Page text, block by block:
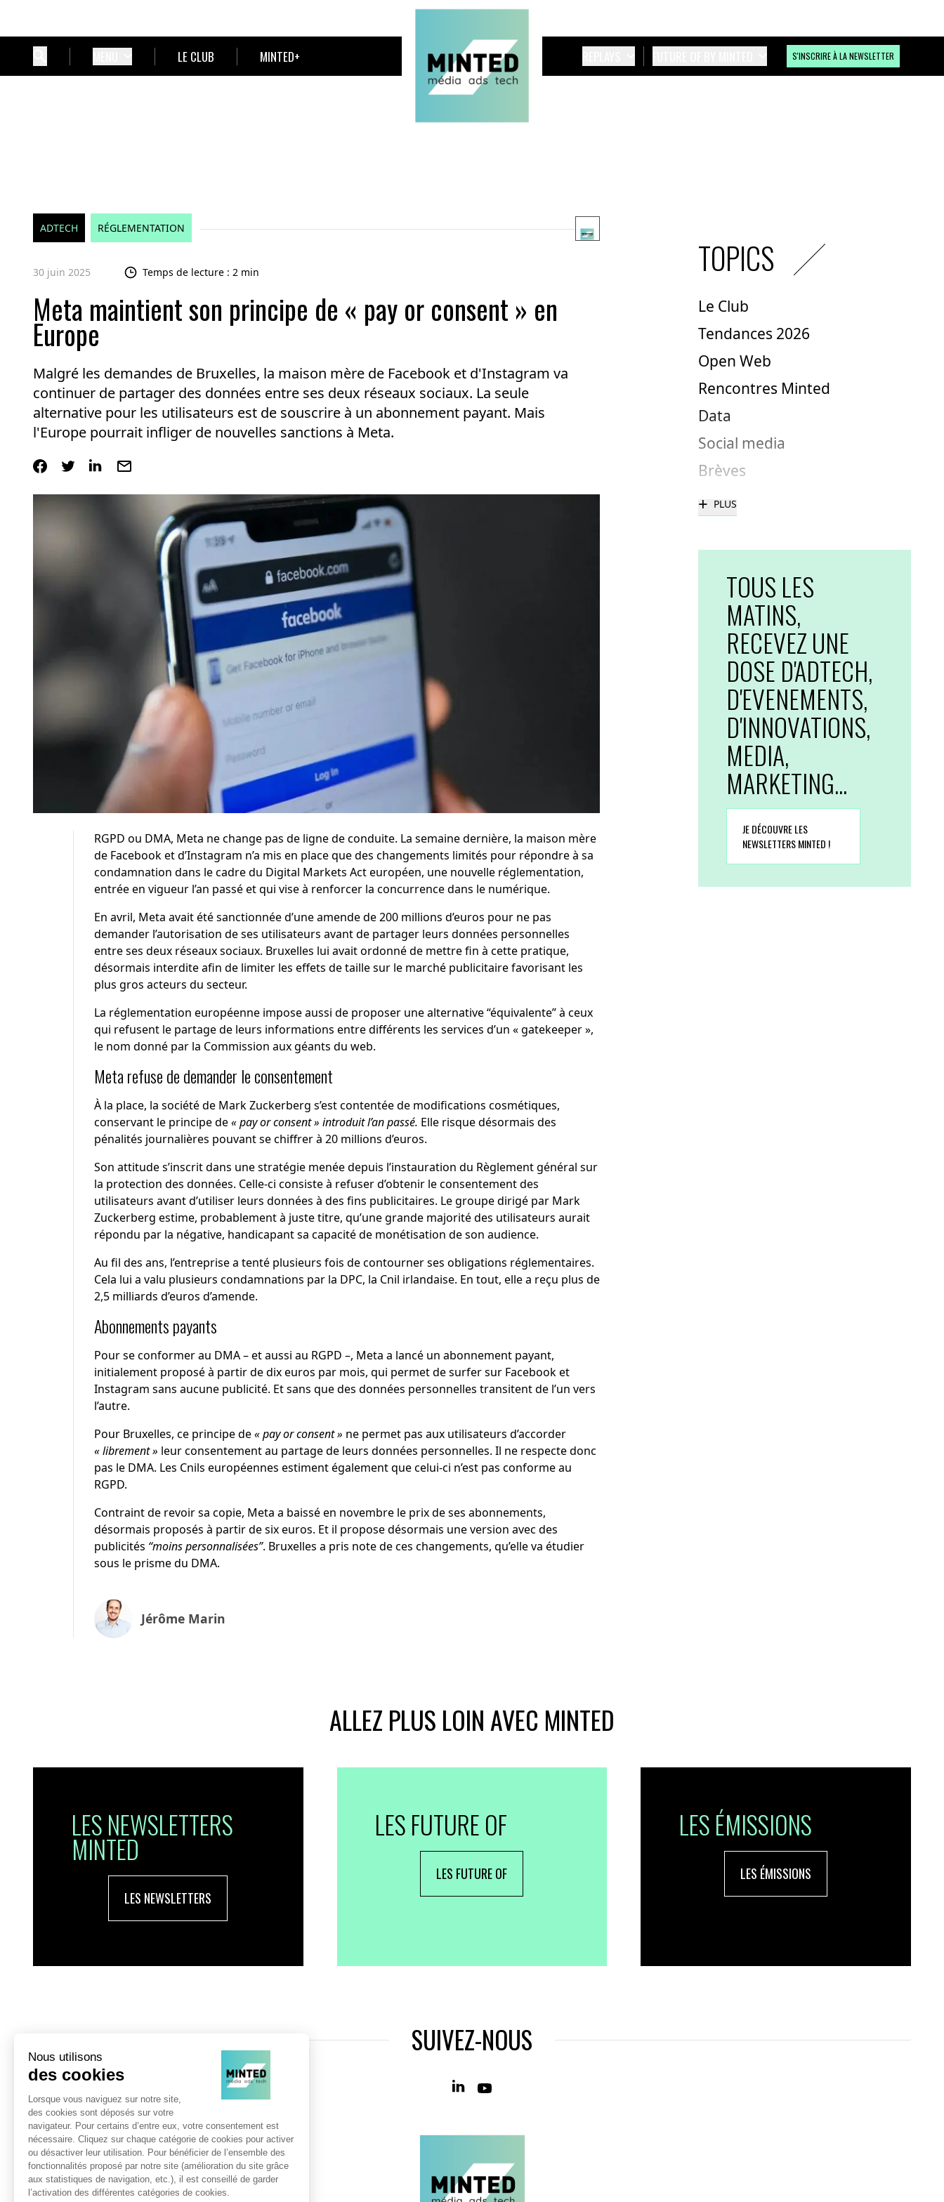
LE CLUB MINTED+ S'INSCRIRE À LA NEWSLETTER
ADTECH RÉGLEMENTATION
30 juin 2025 Temps de lecture : 2 min
Meta maintient son principe de « pay or consent » en
Europe
Malgré les demandes de Bruxelles, la maison mère de Facebook et d'Instagram va
continuer de partager des données entre ses deux réseaux sociaux. La seule
alternative pour les utilisateurs est de souscrire à un abonnement payant. Mais
l'Europe pourrait infliger de nouvelles sanctions à Meta.
RGPD ou DMA, Meta ne change pas de ligne de conduite. La semaine dernière, la maison mère
de Facebook et d’Instagram n’a mis en place que des changements limités pour répondre à sa
condamnation dans le cadre du Digital Markets Act européen, une nouvelle réglementation,
entrée en vigueur l’an passé et qui vise à renforcer la concurrence dans le numérique.
En avril, Meta avait été sanctionnée d’une amende de 200 millions d’euros pour ne pas
demander l’autorisation de ses utilisateurs avant de partager leurs données personnelles
entre ses deux réseaux sociaux. Bruxelles lui avait ordonné de mettre fin à cette pratique,
désormais interdite afin de limiter les effets de taille sur le marché publicitaire favorisant les
plus gros acteurs du secteur.
La réglementation européenne impose aussi de proposer une alternative “équivalente” à ceux
qui refusent le partage de leurs informations entre différents les services d’un « gatekeeper »,
le nom donné par la Commission aux géants du web.
Meta refuse de demander le consentement
À la place, la société de Mark Zuckerberg s’est contentée de modifications cosmétiques,
conservant le principe de« pay or consent » introduit l’an passé. Elle risque désormais des
pénalités journalières pouvant se chiffrer à 20 millions d’euros.
Son attitude s’inscrit dans une stratégie menée depuis l’instauration du Règlement général sur
la protection des données. Celle-ci consiste à refuser d’obtenir le consentement des
utilisateurs avant d’utiliser leurs données à des fins publicitaires. Le groupe dirigé par Mark
Zuckerberg estime, probablement à juste titre, qu’une grande majorité des utilisateurs aurait
répondu par la négative, handicapant sa capacité de monétisation de son audience.
Au fil des ans, l’entreprise a tenté plusieurs fois de contourner ses obligations réglementaires.
Cela lui a valu plusieurs condamnations par la DPC, la Cnil irlandaise. En tout, elle a reçu plus de
2,5 milliards d’euros d’amende.
Abonnements payants
Pour se conformer au DMA – et aussi au RGPD –, Meta a lancé un abonnement payant,
initialement proposé à partir de dix euros par mois, qui permet de surfer sur Facebook et
Instagram sans aucune publicité. Et sans que des données personnelles transitent de l’un vers
l’autre.
Pour Bruxelles, ce principe de« pay or consent » ne permet pas aux utilisateurs d’accorder
« librement » leur consentement au partage de leurs données personnelles. Il ne respecte donc
pas le DMA. Les Cnils européennes estiment également que celui-ci n’est pas conforme au
RGPD.
Contraint de revoir sa copie, Meta a baissé en novembre le prix de ses abonnements,
désormais proposés à partir de six euros. Et il propose désormais une version avec des
publicités “moins personnalisées”. Bruxelles a pris note de ces changements, qu’elle va étudier
sous le prisme du DMA.
Jérôme Marin
TOPICS
Le Club
Tendances 2026
Open Web
Rencontres Minted
Data
Social media
Brèves
+ PLUS
TOUS LES
MATINS,
RECEVEZ UNE
DOSE D'ADTECH,
D'EVENEMENTS,
D'INNOVATIONS,
MEDIA,
MARKETING...
JE DÉCOUVRE LES
NEWSLETTERS MINTED !
ALLEZ PLUS LOIN AVEC MINTED
LES NEWSLETTERS
MINTED
LES NEWSLETTERS
LES FUTURE OF
LES FUTURE OF
LES ÉMISSIONS
LES ÉMISSIONS
SUIVEZ-NOUS